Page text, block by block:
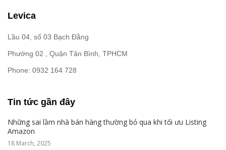
Levica
Lầu 04, số 03 Bạch Đằng
Phường 02 , Quận Tân Bình, TPHCM
Phone: 0932 164 728
Tin tức gần đây
Những sai lầm nhà bán hàng thường bỏ qua khi tối ưu Listing
Amazon
18 March, 2025